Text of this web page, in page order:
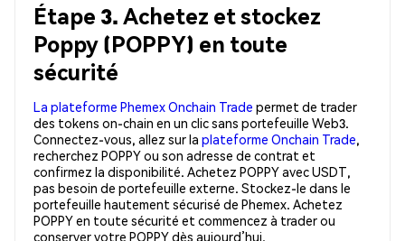
Étape 3. Achetez et stockez
Poppy (POPPY) en toute
sécurité
La plateforme Phemex Onchain Trade permet de trader
des tokens on-chain en un clic sans portefeuille Web3.
Connectez-vous, allez sur la plateforme Onchain Trade,
recherchez POPPY ou son adresse de contrat et
confirmez la disponibilité. Achetez POPPY avec USDT,
pas besoin de portefeuille externe. Stockez-le dans le
portefeuille hautement sécurisé de Phemex. Achetez
POPPY en toute sécurité et commencez à trader ou
conserver votre POPPY dès aujourd’hui.